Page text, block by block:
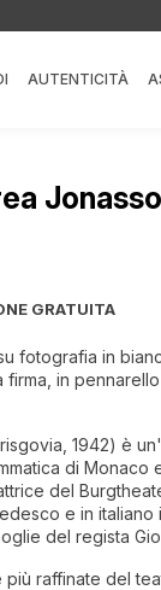
AUTENTICITÀ
GRATUITA
fotografia in
firma, in
1942) è
di Monaco
del
e in italiano
del regista
raffinate del